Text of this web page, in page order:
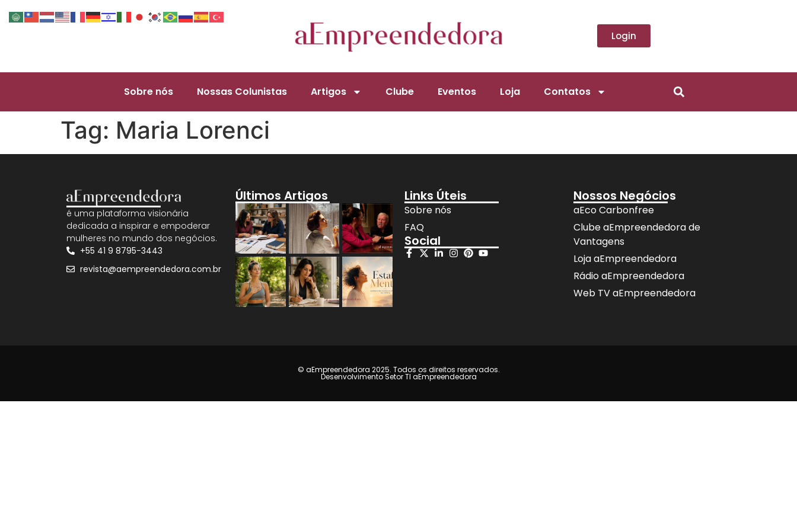
Login
Sobre nós Nossas Colunistas Artigos Clube Eventos Loja Contatos
Tag: Maria Lorenci
é uma plataforma visionária
dedicada a inspirar e empoderar
mulheres no mundo dos negócios.
+55 41 9 8795-3443
revista@aempreendedora.com.br
Últimos Artigos Links Úteis
Sobre nós
FAQ
Social
Nossos Negócios
aEco Carbonfree
Clube aEmpreendedora de
Vantagens
Loja aEmpreendedora
Rádio aEmpreendedora
Web TV aEmpreendedora
© aEmpreendedora 2025. Todos os direitos reservados.
Desenvolvimento Setor TI aEmpreendedora